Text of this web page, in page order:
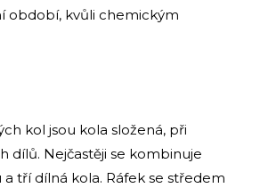
období, kvůli chemickým
kol jsou kola složená, při
dílů. Nejčastěji se kombinuje
tří dílná kola. Ráfek se středem